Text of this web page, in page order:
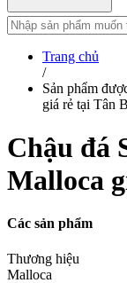
Trang chủ
/
Sản phẩm
giá rẻ tại Tân
Chậu đá
Malloca
Các sản phẩm
Thương hiệu
Malloca